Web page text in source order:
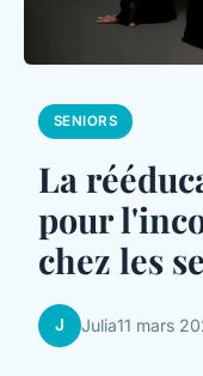
SENIORS
La
pour
chez les
J Julia11 mars